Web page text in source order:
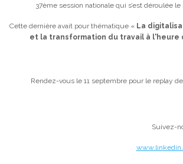
37ème session nationale qui s’est déroulée le
Cette dernière avait pour thématique « La
et la transformation du travail à l'heure
Rendez-vous le 11 septembre pour le replay
Suivez-
www.lin